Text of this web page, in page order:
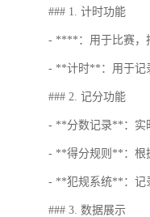
### 1. 计时功能
- ****：用于比赛，
- **计时**：用于记
### 2. 记分功能
- **分数记录**：实
- **得分规则**：根
- **犯规系统**：记
### 3. 数据展示